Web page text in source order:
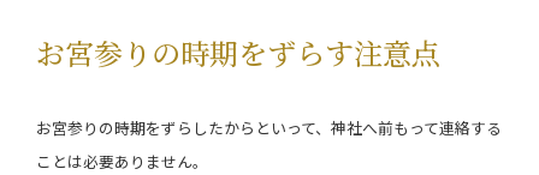
お宮参りの時期をずらす注意点
お宮参りの時期をずらしたからといって、神社へ前もって連絡する
ことは必要ありません。